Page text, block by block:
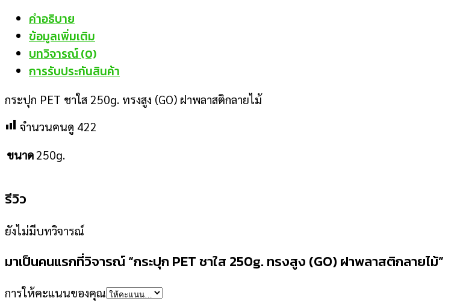
คำอธิบาย
ข้อมูลเพิ่มเติม
บทวิจารณ์ (0)
การรับประกันสินค้า
กระปุก PET ชาใส 250g. ทรงสูง (GO) ฝาพลาสติกลายไม้
จำนวนคนดู 422
ขนาด 250g.
รีวิว
ยังไม่มีบทวิจารณ์
มาเป็นคนแรกที่วิจารณ์ “กระปุก PET ชาใส 250g. ทรงสูง (GO) ฝาพลาสติกลายไม้”
การให้คะแนนของคุณ